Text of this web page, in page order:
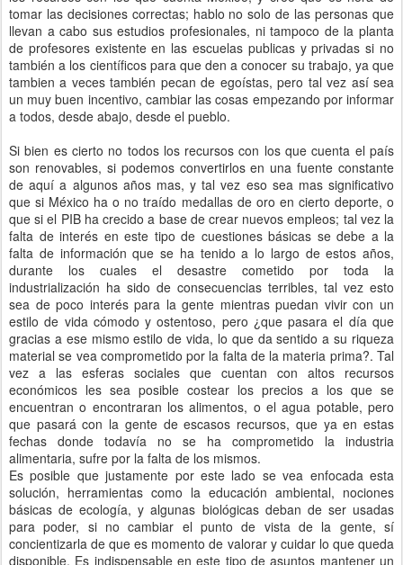
tomar las decisiones correctas; hablo no solo de las personas que
llevan a cabo sus estudios profesionales, ni tampoco de la planta
de profesores existente en las escuelas publicas y privadas si no
también a los científicos para que den a conocer su trabajo, ya que
tambien a veces también pecan de egoístas, pero tal vez así sea
un muy buen incentivo, cambiar las cosas empezando por informar
a todos, desde abajo, desde el pueblo.
Si bien es cierto no todos los recursos con los que cuenta el país
son renovables, si podemos convertirlos en una fuente constante
de aquí a algunos años mas, y tal vez eso sea mas significativo
que si México ha o no traído medallas de oro en cierto deporte, o
que si el PIB ha crecido a base de crear nuevos empleos; tal vez la
falta de interés en este tipo de cuestiones básicas se debe a la
falta de información que se ha tenido a lo largo de estos años,
durante los cuales el desastre cometido por toda la
industrialización ha sido de consecuencias terribles, tal vez esto
sea de poco interés para la gente mientras puedan vivir con un
estilo de vida cómodo y ostentoso, pero ¿que pasara el día que
gracias a ese mismo estilo de vida, lo que da sentido a su riqueza
material se vea comprometido por la falta de la materia prima?. Tal
vez a las esferas sociales que cuentan con altos recursos
económicos les sea posible costear los precios a los que se
encuentran o encontraran los alimentos, o el agua potable, pero
que pasará con la gente de escasos recursos, que ya en estas
fechas donde todavía no se ha comprometido la industria
alimentaria, sufre por la falta de los mismos.
Es posible que justamente por este lado se vea enfocada esta
solución, herramientas como la educación ambiental, nociones
básicas de ecología, y algunas biológicas deban de ser usadas
para poder, si no cambiar el punto de vista de la gente, sí
concientizarla de que es momento de valorar y cuidar lo que queda
disponible. Es indispensable en este tipo de asuntos mantener un